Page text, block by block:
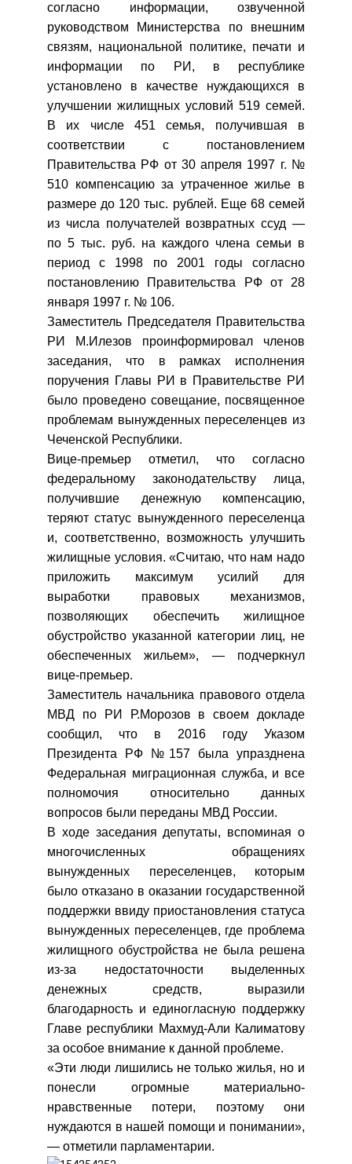
согласно информации, озвученной
руководством Министерства по внешним
связям, национальной политике, печати и
информации по РИ, в республике
установлено в качестве нуждающихся в
улучшении жилищных условий 519 семей.
В их числе 451 семья, получившая в
соответствии с постановлением
Правительства РФ от 30 апреля 1997 г. №
510 компенсацию за утраченное жилье в
размере до 120 тыс. рублей. Еще 68 семей
из числа получателей возвратных ссуд —
по 5 тыс. руб. на каждого члена семьи в
период с 1998 по 2001 годы согласно
постановлению Правительства РФ от 28
января 1997 г. № 106.
Заместитель Председателя Правительства
РИ М.Илезов проинформировал членов
заседания, что в рамках исполнения
поручения Главы РИ в Правительстве РИ
было проведено совещание, посвященное
проблемам вынужденных переселенцев из
Чеченской Республики.
Вице-премьер отметил, что согласно
федеральному законодательству лица,
получившие денежную компенсацию,
теряют статус вынужденного переселенца
и, соответственно, возможность улучшить
жилищные условия. «Считаю, что нам надо
приложить максимум усилий для
выработки правовых механизмов,
позволяющих обеспечить жилищное
обустройство указанной категории лиц, не
обеспеченных жильем», — подчеркнул
вице-премьер.
Заместитель начальника правового отдела
МВД по РИ Р.Морозов в своем докладе
сообщил, что в 2016 году Указом
Президента РФ №157 была упразднена
Федеральная миграционная служба, и все
полномочия относительно данных
вопросов были переданы МВД России.
В ходе заседания депутаты, вспоминая о
многочисленных обращениях
вынужденных переселенцев, которым
было отказано в оказании государственной
поддержки ввиду приостановления статуса
вынужденных переселенцев, где проблема
жилищного обустройства не была решена
из-за недостаточности выделенных
денежных средств, выразили
благодарность и единогласную поддержку
Главе республики Махмуд-Али Калиматову
за особое внимание к данной проблеме.
«Эти люди лишились не только жилья, но и
понесли огромные материально-
нравственные потери, поэтому они
нуждаются в нашей помощи и понимании»,
— отметили парламентарии.